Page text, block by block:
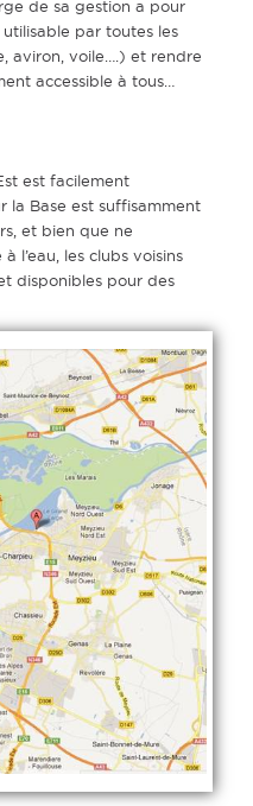
de sa gestion a pour
utilisable par toutes les
aviron, voile….) et rendre
accessible à tous…
est facilement
la Base est suffisamment
et bien que ne
l’eau, les clubs voisins
disponibles pour des